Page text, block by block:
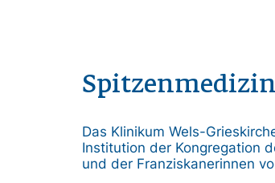
Das Klinikum Wels-
Institution der Kongregation
und der Franziskanerinnen